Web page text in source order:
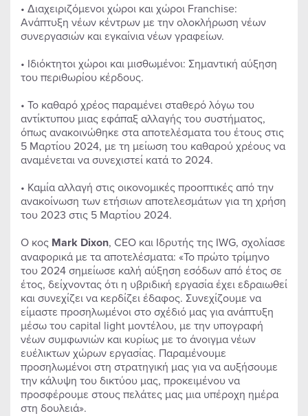
• Διαχειριζόμενοι χώροι και χώροι Franchise:
Ανάπτυξη νέων κέντρων με την ολοκλήρωση νέων
συνεργασιών και εγκαίνια νέων γραφείων.
• Ιδιόκτητοι χώροι και μισθωμένοι: Σημαντική αύξηση
του περιθωρίου κέρδους.
• Το καθαρό χρέος παραμένει σταθερό λόγω του
αντίκτυπου μιας εφάπαξ αλλαγής του συστήματος,
όπως ανακοινώθηκε στα αποτελέσματα του έτους στις
5 Μαρτίου 2024, με τη μείωση του καθαρού χρέους να
αναμένεται να συνεχιστεί κατά το 2024.
• Καμία αλλαγή στις οικονομικές προοπτικές από την
ανακοίνωση των ετήσιων αποτελεσμάτων για τη χρήση
του 2023 στις 5 Μαρτίου 2024.
Ο κος Mark Dixon, CEO και Ιδρυτής της IWG, σχολίασε
αναφορικά με τα αποτελέσματα: «Το πρώτο τρίμηνο
του 2024 σημείωσε καλή αύξηση εσόδων από έτος σε
έτος, δείχνοντας ότι η υβριδική εργασία έχει εδραιωθεί
και συνεχίζει να κερδίζει έδαφος. Συνεχίζουμε να
είμαστε προσηλωμένοι στο σχέδιό μας για ανάπτυξη
μέσω του capital light μοντέλου, με την υπογραφή
νέων συμφωνιών και κυρίως με το άνοιγμα νέων
ευέλικτων χώρων εργασίας. Παραμένουμε
προσηλωμένοι στη στρατηγική μας για να αυξήσουμε
την κάλυψη του δικτύου μας, προκειμένου να
προσφέρουμε στους πελάτες μας μια υπέροχη ημέρα
στη δουλειά».